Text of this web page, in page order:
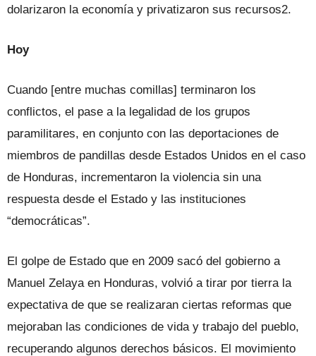
dolarizaron la economía y privati­zaron sus recursos2.
Hoy
Cuando [entre muchas comillas] ter­minaron los
conflictos, el pase a la lega­lidad de los grupos
paramilitares, en con­junto con las deportaciones de
miembros de pandillas desde Estados Unidos en el caso
de Honduras, incrementaron la vio­lencia sin una
respuesta desde el Estado y las instituciones
“democráticas”.
El golpe de Estado que en 2009 sacó del gobierno a
Manuel Zelaya en Hondu­ras, volvió a tirar por tierra la
expectati­va de que se realizaran ciertas reformas que
mejoraban las condiciones de vida y trabajo del pueblo,
recuperando algu­nos derechos básicos. El movimiento